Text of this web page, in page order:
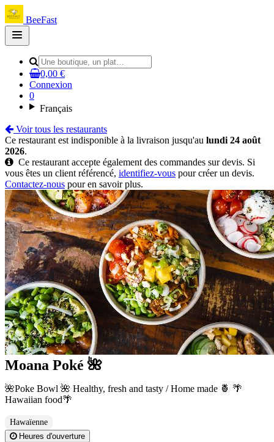
BeeFast
Open
main
0,00 €
Connexion
0
Français
Voir tous les restaurants
Ce restaurant est indisponible à la livraison jusqu'au lundi 24 août
2026.
Ce restaurant accepte également des commandes sur devis. Si
vous êtes un client référencé, identifiez-vous pour créer un devis.
Contactez-nous pour en savoir plus.
Moana Poké 🌺
🌺Poke Bowl 🌺 Healthy, fresh and tasty / Home made 🍍 🌴
Hawaiian food🌴
Hawaïenne
Heures d'ouverture